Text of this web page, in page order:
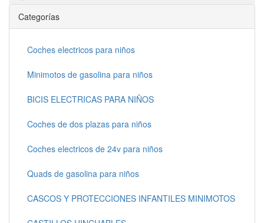
Categorías
Coches electricos para niños
Minimotos de gasolina para niños
BICIS ELECTRICAS PARA NIÑOS
Coches de dos plazas para niños
Coches electricos de 24v para niños
Quads de gasolina para niños
CASCOS Y PROTECCIONES INFANTILES MINIMOTOS